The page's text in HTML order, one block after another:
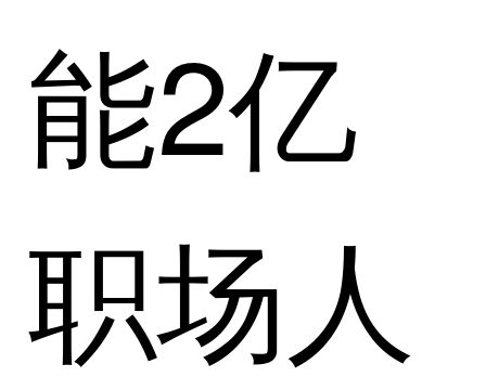
能2亿
职场人